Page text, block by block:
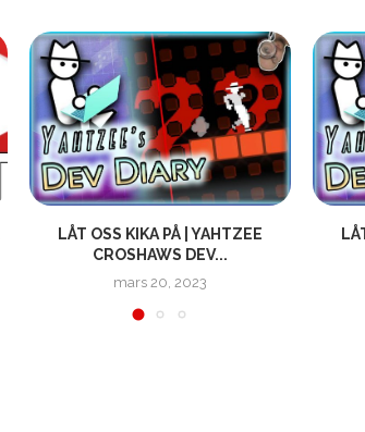
LÅT OSS KIKA PÅ | YAHTZEE
CROSHAWS DEV...
mars 20, 2023